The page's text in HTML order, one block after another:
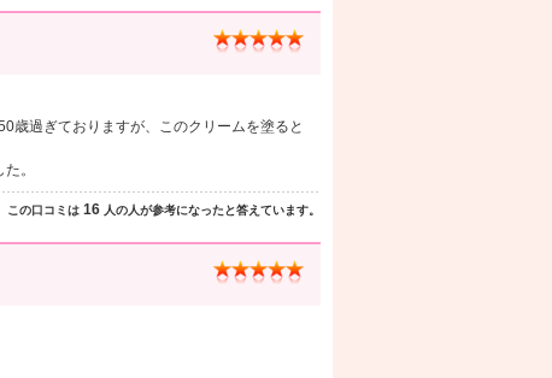
歳過ぎておりますが、このクリームを塗ると
。
この口コミは 16 人の人が参考になったと答えています。